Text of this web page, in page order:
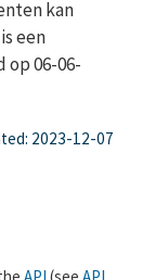
kan
een
op 06-06-
2023-12-07